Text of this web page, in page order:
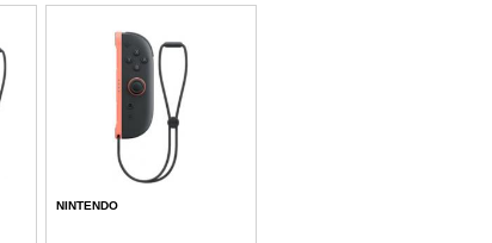
NINTENDO